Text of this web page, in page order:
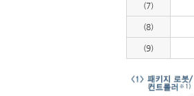
(7)
(8)
(9)